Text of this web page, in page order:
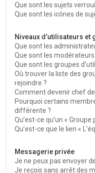
Que sont les sujets
Que sont les icônes de
Niveaux d’utilisateurs et
Que sont les
Que sont les modérateurs
Que sont les groupes
Où trouver la liste des
rejoindre ?
Comment devenir chef
Pourquoi certains
différente ?
Qu’est-ce qu’un «
Qu’est-ce que le lien «
Messagerie privée
Je ne peux pas envoyer
Je reçois sans arrêt des